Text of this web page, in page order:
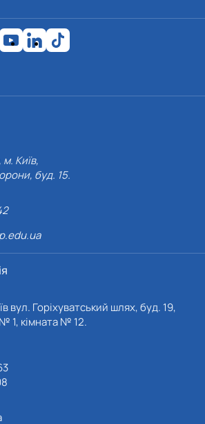
м. Київ,
буд. 15.
вул. Горіхуватський шлях, буд. 19,
1, кімната № 12.